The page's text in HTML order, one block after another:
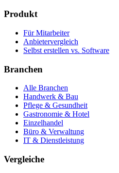
Produkt
Für Mitarbeiter
Anbietervergleich
Selbst erstellen vs. Software
Branchen
Alle Branchen
Handwerk & Bau
Pflege & Gesundheit
Gastronomie & Hotel
Einzelhandel
Büro & Verwaltung
IT & Dienstleistung
Vergleiche